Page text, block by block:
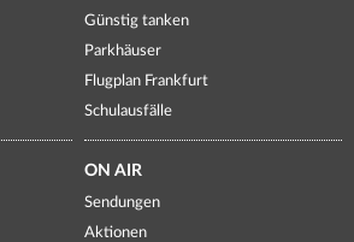
Günstig tanken
Parkhäuser
Flugplan Frankfurt
Schulausfälle
ON AIR
Sendungen
Aktionen